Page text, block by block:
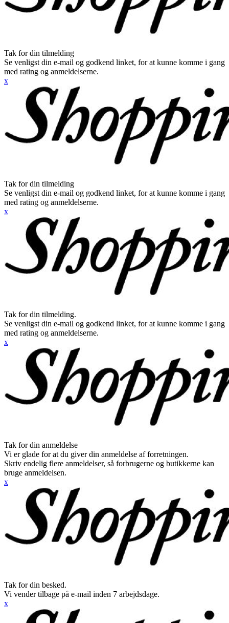
Tak for din tilmelding
Se venligst din e-mail og godkend linket, for at kunne komme i gang
med rating og anmeldelserne.
x
Tak for din tilmelding
Se venligst din e-mail og godkend linket, for at kunne komme i gang
med rating og anmeldelserne.
x
Tak for din tilmelding.
Se venligst din e-mail og godkend linket, for at kunne komme i gang
med rating og anmeldelserne.
x
Tak for din anmeldelse
Vi er glade for at du giver din anmeldelse af forretningen.
Skriv endelig flere anmeldelser, så forbrugerne og butikkerne kan
bruge anmeldelsen.
x
Tak for din besked.
Vi vender tilbage på e-mail inden 7 arbejdsdage.
x